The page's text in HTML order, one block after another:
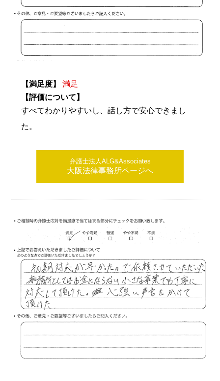
【満足度】
満足
【評価について】
すべてわかりやすいし、話し方で安心できまし
た。
弁護士法人ALG&Associates
大阪法律事務所ページへ